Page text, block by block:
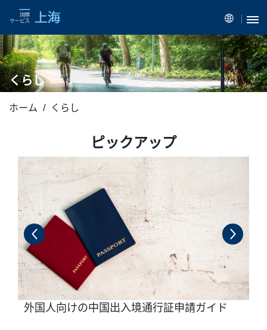
くらし
ホーム くらし
ピックアップ
外国人向けの中国出入境通行証申請ガイド